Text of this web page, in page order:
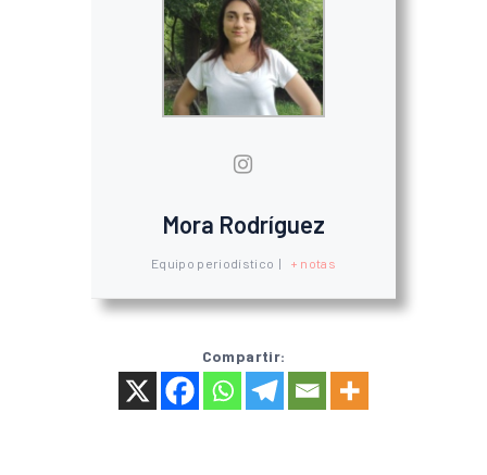
Mora Rodríguez
Equipo periodístico | + notas
Compartir: